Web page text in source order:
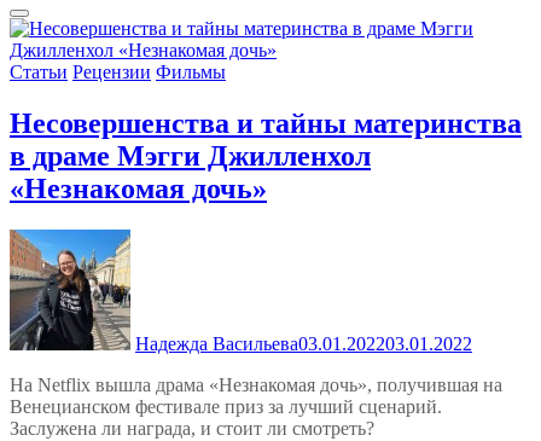
Статьи Рецензии Фильмы
Несовершенства и тайны материнства
в драме Мэгги Джилленхол
«Незнакомая дочь»
Надежда Васильева03.01.202203.01.2022
На Netflix вышла драма «Незнакомая дочь», получившая на
Венецианском фестивале приз за лучший сценарий.
Заслужена ли награда, и стоит ли смотреть?